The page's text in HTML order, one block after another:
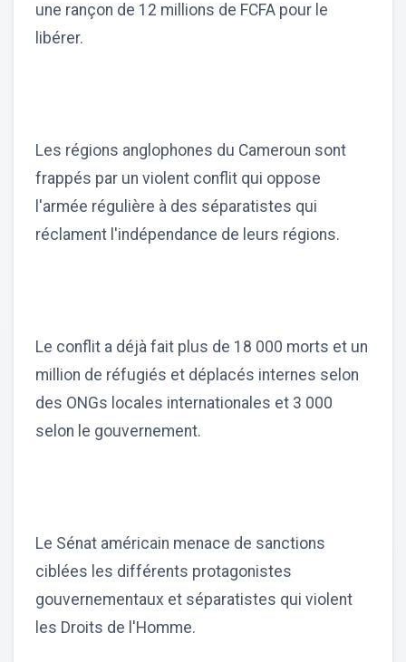
une rançon de 12 millions de FCFA pour le
libérer.
Les régions anglophones du Cameroun sont
frappés par un violent conflit qui oppose
l'armée régulière à des séparatistes qui
réclament l'indépendance de leurs régions.
Le conflit a déjà fait plus de 18 000 morts et un
million de réfugiés et déplacés internes selon
des ONGs locales internationales et 3 000
selon le gouvernement.
Le Sénat américain menace de sanctions
ciblées les différents protagonistes
gouvernementaux et séparatistes qui violent
les Droits de l'Homme.